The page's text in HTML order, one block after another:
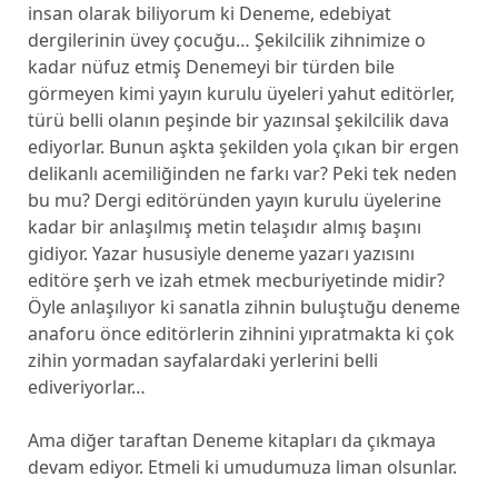
insan olarak biliyorum ki Deneme, edebiyat
dergilerinin üvey çocuğu… Şekilcilik zihnimize o
kadar nüfuz etmiş Denemeyi bir türden bile
görmeyen kimi yayın kurulu üyeleri yahut editörler,
türü belli olanın peşinde bir yazınsal şekilcilik dava
ediyorlar. Bunun aşkta şekilden yola çıkan bir ergen
delikanlı acemiliğinden ne farkı var? Peki tek neden
bu mu? Dergi editöründen yayın kurulu üyelerine
kadar bir anlaşılmış metin telaşıdır almış başını
gidiyor. Yazar hususiyle deneme yazarı yazısını
editöre şerh ve izah etmek mecburiyetinde midir?
Öyle anlaşılıyor ki sanatla zihnin buluştuğu deneme
anaforu önce editörlerin zihnini yıpratmakta ki çok
zihin yormadan sayfalardaki yerlerini belli
ediveriyorlar…
Ama diğer taraftan Deneme kitapları da çıkmaya
devam ediyor. Etmeli ki umudumuza liman olsunlar.